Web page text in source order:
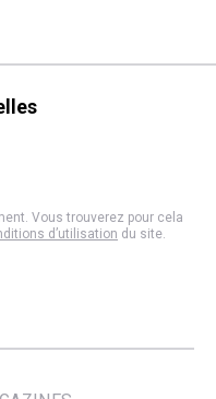
Vous trouverez pour cela
d’utilisation du site.